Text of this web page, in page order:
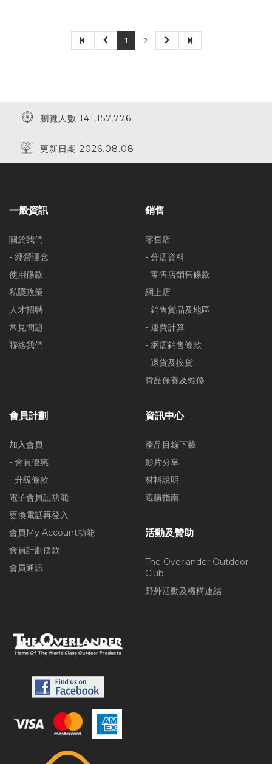
1 2
瀏覽人數 141,157,776
更新日期 2026.08.08
一般資訊
關於我們
- 經營理念
使用條款
私隱政策
人才招聘
常見問題
聯絡我們
銷售
零售店
- 分店資料
- 零售店銷售條款
網上店
- 銷售貨品及地區
- 運費計算
- 網店銷售條款
- 退貨及換貨
貨品保養及維修
會員計劃
加入會員
- 會員優惠
- 升級條款
電子會員証功能
更換電話再登入
會員My Account功能
會員計劃條款
會員通訊
資訊中心
產品目錄下載
影片分享
材料說明
選購指南
活動及贊助
The Overlander Outdoor
Club
野外活動及機構連結